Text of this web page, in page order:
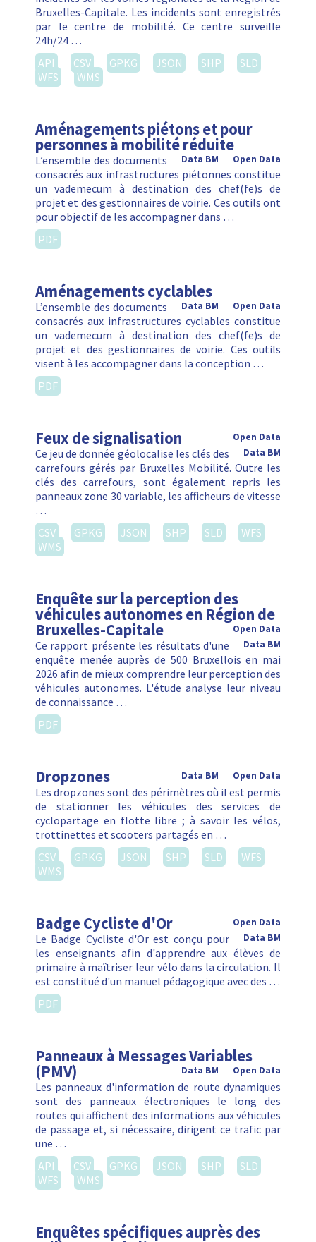
Bruxelles-Capitale. Les incidents sont enregistrés
par le centre de mobilité. Ce centre surveille
24h/24 …
API
CSV GPKG JSON SHP
SLD
WFS
WMS
Aménagements piétons et pour
personnes à mobilité réduite
Open Data
Data BM
L’ensemble des documents
consacrés aux infrastructures piétonnes constitue
un vademecum à destination des chef(fe)s de
projet et des gestionnaires de voirie. Ces outils ont
pour objectif de les accompagner dans …
PDF
Aménagements cyclables
Open Data
Data BM
L’ensemble des documents
consacrés aux infrastructures cyclables constitue
un vademecum à destination des chef(fe)s de
projet et des gestionnaires de voirie. Ces outils
visent à les accompagner dans la conception …
PDF
Feux de signalisation
Open Data
Data BM
Ce jeu de donnée géolocalise les clés des
carrefours gérés par Bruxelles Mobilité. Outre les
clés des carrefours, sont également repris les
panneaux zone 30 variable, les afficheurs de vitesse
…
CSV
GPKG JSON SHP SLD
WFS
WMS
Enquête sur la perception des
véhicules autonomes en Région de
Bruxelles-Capitale
Open Data
Data BM
Ce rapport présente les résultats d'une
enquête menée auprès de 500 Bruxellois en mai
2026 afin de mieux comprendre leur perception des
véhicules autonomes. L'étude analyse leur niveau
de connaissance …
PDF
Dropzones Open Data
Data BM
Les dropzones sont des périmètres où il est permis
de stationner les véhicules des services de
cyclopartage en flotte libre ; à savoir les vélos,
trottinettes et scooters partagés en …
CSV
GPKG JSON SHP SLD
WFS
WMS
Badge Cycliste d'Or
Open Data
Data BM
Le Badge Cycliste d'Or est conçu pour
les enseignants afin d'apprendre aux élèves de
primaire à maîtriser leur vélo dans la circulation. Il
est constitué d'un manuel pédagogique avec des …
PDF
Panneaux à Messages Variables
(PMV) Open Data
Data BM
Les panneaux d'information de route dynamiques
sont des panneaux électroniques le long des
routes qui affichent des informations aux véhicules
de passage et, si nécessaire, dirigent ce trafic par
une …
API
CSV GPKG JSON SHP
SLD
WFS
WMS
Enquêtes spécifiques auprès des